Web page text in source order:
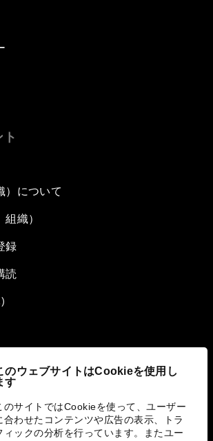
のウェブサイトはCookieを使用し
す
のサイトではCookieを使って、ユーザー
合わせたコンテンツや広告の表示、トラ
ィックの分析を行っています。またユー
）について
織）
録
読
の取り組み
)